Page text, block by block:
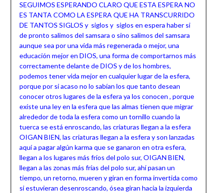
SEGUIMOS ESPERANDO CLARO QUE ESTA ESPERA NO
ES TANTA COMO LA ESPERA QUE HA TRANSCURRIDO
DE TANTOS SIGLOS y siglos y siglos en espera haber si
de pronto salimos del samsara o sino salimos del samsara
aunque sea por una vida más regenerada o mejor, una
educación mejor en DIOS, una forma de comportarnos más
correctamente delante de DIOS y de los hombres,
podemos tener vida mejor en cualquier lugar de la esfera,
porque por si acaso no lo sabían los que tanto desean
conocer otros lugares de la esfera ya los conocen , porque
existe una ley en la esfera que las almas tienen que migrar
alrededor de toda la esfera como un tornillo cuando la
tuerca se está enroscando, las criaturas llegan a la esfera
OIGAN BIEN, las criaturas llegan a la esfera y son lanzadas
aquí a pagar algún karma que se ganaron en otra esfera,
llegan a los lugares más fríos del polo sur, OIGAN BIEN,
llegan a las zonas más frías del polo sur, ahí pasan un
tiempo, un retorno, mueren y giran en forma invertida como
si estuvieran desenroscando, ósea giran hacia la izquierda